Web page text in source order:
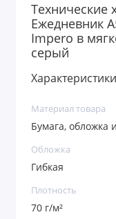
Технические
Ежедневник
Impero в
серый
Характеристики
Материал товара
Бумага, обложка
Обложка
Гибкая
Плотность
70 г/м²